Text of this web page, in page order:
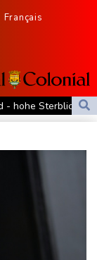
Français
hohe Sterblichkeit
für
Weltkrieg in
mit Unicredit